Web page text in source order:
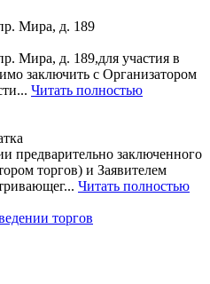
Мира, д. 189
Мира, д. 189,для участия в
заключить с Организатором
Читать полностью
предварительно заключенного
торгов) и Заявителем
Читать полностью
торгов